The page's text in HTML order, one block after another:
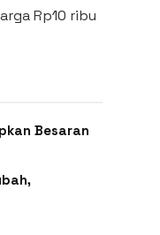
Rp10 ribu